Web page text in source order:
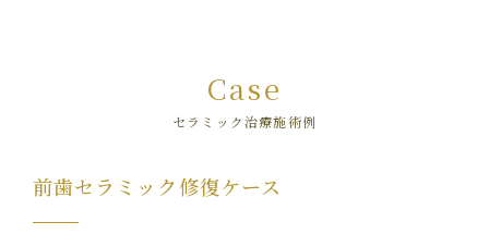
Case
セラミック治療施術例
前歯セラミック修復ケース